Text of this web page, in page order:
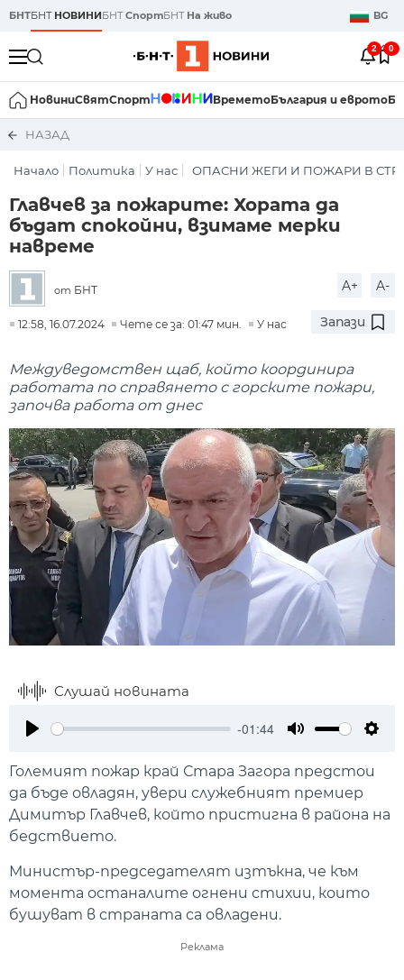
БНТБНТ НОВИНИБНТСпортБНТ На живо BG
2 0
НовиниСвятСпорт ВреметоБългария и еврото
НАЗАД
Начало Политика У нас ОПАСНИ ЖЕГИ И ПОЖАРИ В
Главчев за пожарите: Хората да
бъдат спокойни, взимаме мерки
навреме
от БНТ A+ A-
12:58, 16.07.2024 Чете се за: 01:47 мин. У нас Запази
Междуведомствен щаб, който координира
работата по справянето с горските пожари,
започва работа от днес
Слушай новината
-01:44
Големият пожар край Стара Загора предстои
да бъде овладян, увери служебният премиер
Димитър Главчев, който пристигна в района на
бедствието.
Министър-председателят изтъкна, че към
момента останалите огнени стихии, които
бушуват в страната са овладени.
Реклама